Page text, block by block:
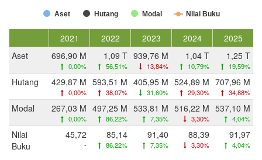
Aset Hutang Modal Nilai Buku
2021 2022 2023 2024
2025
Aset
696,90 M
0,00%
1,09 T
56,51%
939,76 M
13,84%
1,04 T
10,79%
1,25 T
19,59%
Hutang 429,87 M
0,00%
593,51 M
38,07%
405,95 M
31,60%
524,89 M
29,30%
707,96 M
34,88%
Modal 267,03 M
0,00%
497,25 M
86,22%
533,81 M
7,35%
516,22 M
3,30%
537,10 M
4,04%
Nilai
Buku
45,72
-
85,14
86,22%
91,40
7,35%
88,39
3,30%
91,97
4,04%